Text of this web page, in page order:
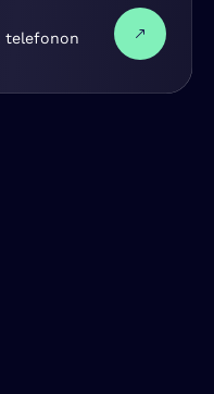
telefonon